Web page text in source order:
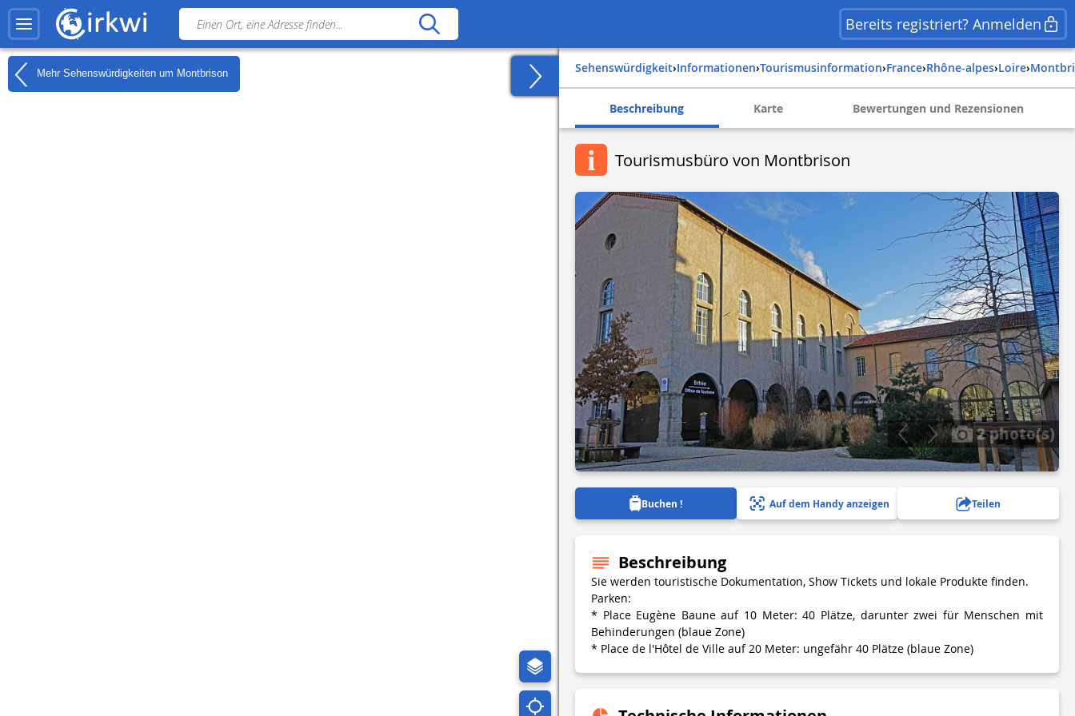
Bereits registriert? Anmelden
Mehr Sehenswürdigkeiten um Montbrison Sehenswürdigkeit› Informationen› Tourismusinformation› france› rhône-alpes› loire›
Beschreibung Karte Bewertungen und Rezensionen
Tourismusbüro von Montbrison
2 photo(s)
Buchen ! Auf dem Handy anzeigen Teilen
Beschreibung
Sie werden touristische Dokumentation, Show Tickets und lokale Produkte finden.
Parken:
* Place Eugène Baune auf 10 Meter: 40 Plätze, darunter zwei für Menschen mit
Behinderungen (blaue Zone)
* Place de l'Hôtel de Ville auf 20 Meter: ungefähr 40 Plätze (blaue Zone)